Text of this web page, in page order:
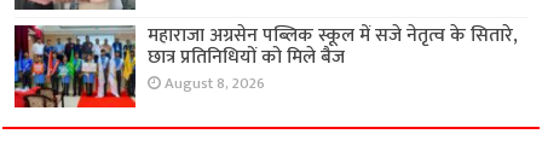
महाराजा अग्रसेन पब्लिक स्कूल में सजे नेतृत्व के सितारे,
छात्र प्रतिनिधियों को मिले बैज
August 8, 2026